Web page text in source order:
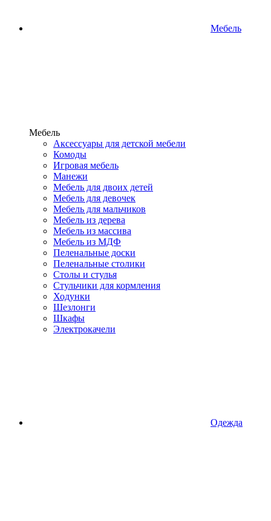
Мебель
Мебель
Аксессуары для детской мебели
Комоды
Игровая мебель
Манежи
Мебель для двоих детей
Мебель для девочек
Мебель для мальчиков
Мебель из дерева
Мебель из массива
Мебель из МДФ
Пеленальные доски
Пеленальные столики
Столы и стулья
Стульчики для кормления
Ходунки
Шезлонги
Шкафы
Электрокачели
Одежда